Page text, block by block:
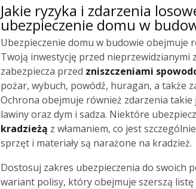
Jakie ryzyka i zdarzenia
ubezpieczenie domu w
Ubezpieczenie domu w budowie obejmuje
Twoją inwestycję przed nieprzewidzianymi
zabezpiecza przed zniszczeniami
pożar, wybuch, powódź, huragan, a także
Ochrona obejmuje również zdarzenia
lawiny oraz dym i sadza. Niektóre
kradzieżą z włamaniem, co jest
sprzęt i materiały są narażone na kradzież.
Dostosuj zakres ubezpieczenia do swoich
wariant polisy, który obejmuje szerszą